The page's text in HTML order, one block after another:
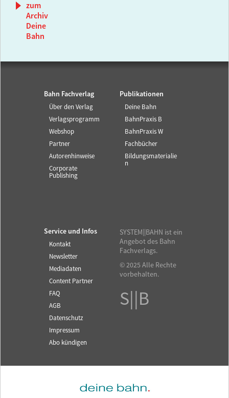
zum
Archiv
Deine
Bahn
Bahn Fachverlag
Über den Verlag
Verlagsprogramm
Webshop
Partner
Autorenhinweise
Corporate
Publishing
Publikationen
Deine Bahn
BahnPraxis B
BahnPraxis W
Fachbücher
Bildungsmaterialie
n
Service und Infos
Kontakt
Newsletter
Mediadaten
Content Partner
FAQ
AGB
Datenschutz
Impressum
Abo kündigen
SYSTEM||BAHN ist ein
Angebot des Bahn
Fachverlags.
© 2025 Alle Rechte
vorbehalten.
S||B